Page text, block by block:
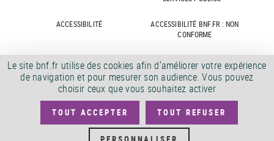
ACCESSIBILITÉ
ACCESSIBILITÉ BNF.FR : NON
CONFORME
MARCHÉS PUBLICS OFFRES D'EMPLOI
DÉMATÉRIALISATION FACTURES CRÉDITS
©
Le site bnf.fr utilise des cookies afin d'améliorer votre expérience
de navigation et pour mesurer son audience. Vous pouvez
choisir ceux que vous souhaitez activer
TOUT ACCEPTER TOUT REFUSER